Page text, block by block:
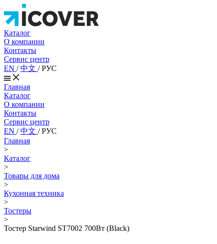
Каталог
О компании
Контакты
Сервис центр
EN /中文 /РУС
Главная
Каталог
О компании
Контакты
Сервис центр
EN /中文 /РУС
Главная
>
Каталог
>
Товары для дома
>
Кухонная техника
>
Тостеры
>
Тостер Starwind ST7002 700Вт (Black)